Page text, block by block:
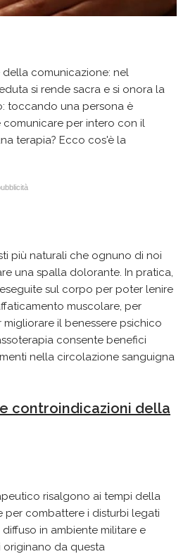
comunicazione: nel
si rende sacra e si onora la
toccando una persona è
per intero con il
terapia? Ecco cos'è la
più naturali che ognuno di noi
una spalla dolorante. In pratica,
sul corpo per poter lenire
muscolare, per
il benessere psichico
consente benefici
nella circolazione sanguigna
controindicazioni della
risalgono ai tempi della
per combattere i disturbi legati
in ambiente militare e
originano da questa